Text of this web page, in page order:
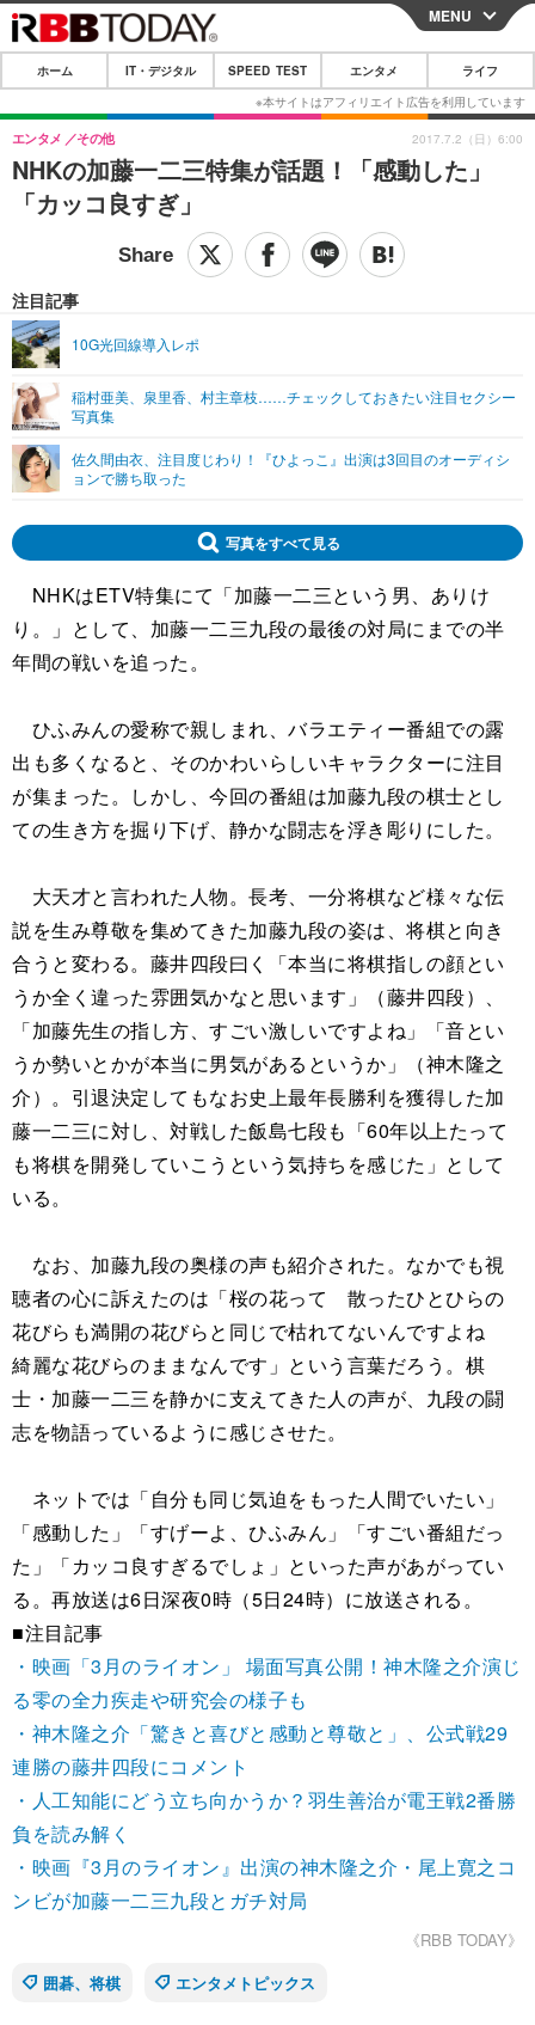
CLOSE
ホーム
IT・デジタル
IT・デジタルTOP スマートフォン
ネタ
その他
SPEED TEST
映画・ドラマ
グラビア
ショッピング その他
ライフTOP
その他
リリース一覧
プッシュ通知の停止方法
MENU
ホーム IT・デジタル SPEED TEST エンタメ ライフ
NHKの加藤一二三特集が話題！「感動した」
「カッコ良すぎ」
エンタメ その他
注目記事
10G光回線導入レポ
稲村亜美、泉里香、村主章枝……チェックしておきたい注目セクシー
写真集
佐久間由衣、注目度じわり！『ひよっこ』出演は3回目のオーディシ
ョンで勝ち取った
2017.7.2（日）6:00
写真をすべて見る
NHKはETV特集にて「加藤一二三という男、ありけ
り。」として、加藤一二三九段の最後の対局にまでの半
年間の戦いを追った。
ひふみんの愛称で親しまれ、バラエティー番組での露
出も多くなると、そのかわいらしいキャラクターに注目
が集まった。しかし、今回の番組は加藤九段の棋士とし
ての生き方を掘り下げ、静かな闘志を浮き彫りにした。
大天才と言われた人物。長考、一分将棋など様々な伝
説を生み尊敬を集めてきた加藤九段の姿は、将棋と向き
合うと変わる。藤井四段曰く「本当に将棋指しの顔とい
うか全く違った雰囲気かなと思います」（藤井四段）、
「加藤先生の指し方、すごい激しいですよね」「音とい
うか勢いとかが本当に男気があるというか」（神木隆之
介）。引退決定してもなお史上最年長勝利を獲得した加
藤一二三に対し、対戦した飯島七段も「60年以上たって
も将棋を開発していこうという気持ちを感じた」として
いる。
なお、加藤九段の奥様の声も紹介された。なかでも視
聴者の心に訴えたのは「桜の花って 散ったひとひらの
花びらも満開の花びらと同じで枯れてないんですよね
綺麗な花びらのままなんです」という言葉だろう。棋
士・加藤一二三を静かに支えてきた人の声が、九段の闘
志を物語っているように感じさせた。
ネットでは「自分も同じ気迫をもった人間でいたい」
「感動した」「すげーよ、ひふみん」「すごい番組だっ
た」「カッコ良すぎるでしょ」といった声があがってい
る。再放送は6日深夜0時（5日24時）に放送される。
■注目記事
・映画「3月のライオン」 場面写真公開！神木隆之介演じ
る零の全力疾走や研究会の様子も
・神木隆之介「驚きと喜びと感動と尊敬と」、公式戦29
連勝の藤井四段にコメント
・人工知能にどう立ち向かうか？羽生善治が電王戦2番勝
負を読み解く
・映画『3月のライオン』出演の神木隆之介・尾上寛之コ
ンビが加藤一二三九段とガチ対局
《RBB TODAY》
囲碁、将棋
エンタメトピックス